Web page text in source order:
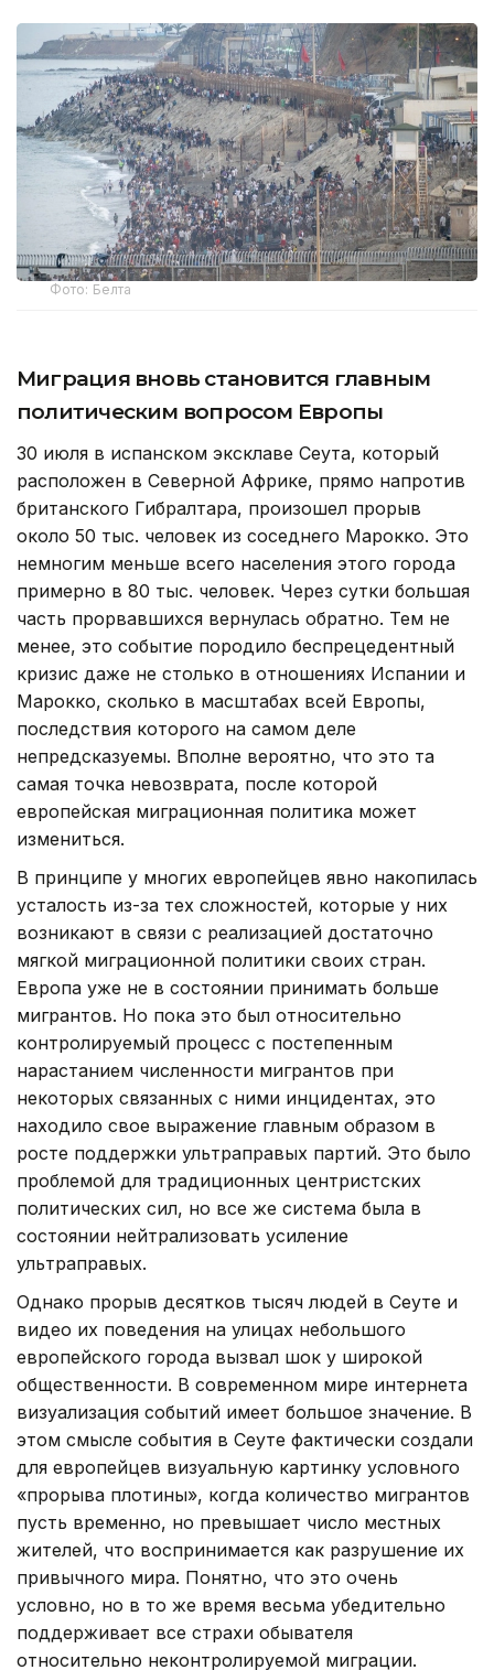
Фото: Белта
Миграция вновь становится главным
политическим вопросом Европы
30 июля в испанском эксклаве Сеута, который
расположен в Северной Африке, прямо напротив
британского Гибралтара, произошел прорыв
около 50 тыс. человек из соседнего Марокко. Это
немногим меньше всего населения этого города
примерно в 80 тыс. человек. Через сутки большая
часть прорвавшихся вернулась обратно. Тем не
менее, это событие породило беспрецедентный
кризис даже не столько в отношениях Испании и
Марокко, сколько в масштабах всей Европы,
последствия которого на самом деле
непредсказуемы. Вполне вероятно, что это та
самая точка невозврата, после которой
европейская миграционная политика может
измениться.
В принципе у многих европейцев явно накопилась
усталость из-за тех сложностей, которые у них
возникают в связи с реализацией достаточно
мягкой миграционной политики своих стран.
Европа уже не в состоянии принимать больше
мигрантов. Но пока это был относительно
контролируемый процесс с постепенным
нарастанием численности мигрантов при
некоторых связанных с ними инцидентах, это
находило свое выражение главным образом в
росте поддержки ультраправых партий. Это было
проблемой для традиционных центристских
политических сил, но все же система была в
состоянии нейтрализовать усиление
ультраправых.
Однако прорыв десятков тысяч людей в Сеуте и
видео их поведения на улицах небольшого
европейского города вызвал шок у широкой
общественности. В современном мире интернета
визуализация событий имеет большое значение. В
этом смысле события в Сеуте фактически создали
для европейцев визуальную картинку условного
«прорыва плотины», когда количество мигрантов
пусть временно, но превышает число местных
жителей, что воспринимается как разрушение их
привычного мира. Понятно, что это очень
условно, но в то же время весьма убедительно
поддерживает все страхи обывателя
относительно неконтролируемой миграции.